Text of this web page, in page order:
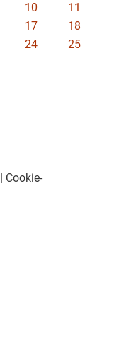
10
11
17
18
24
25
Cookie-